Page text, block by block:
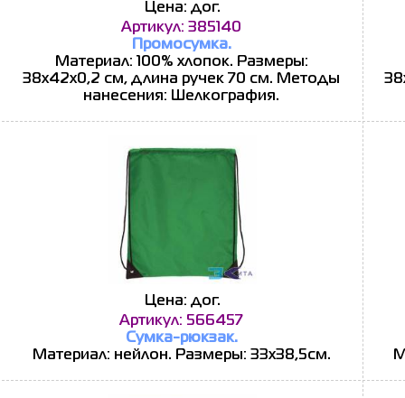
Цена: дог.
Артикул: 385140
Промосумка.
Материал: 100% хлопок. Размеры:
38х42х0,2 см, длина ручек 70 см. Методы
нанесения: Шелкография.
Цена: дог.
Артикул: 566457
Сумка-рюкзак.
Материал: нейлон. Размеры: 33х38,5см.